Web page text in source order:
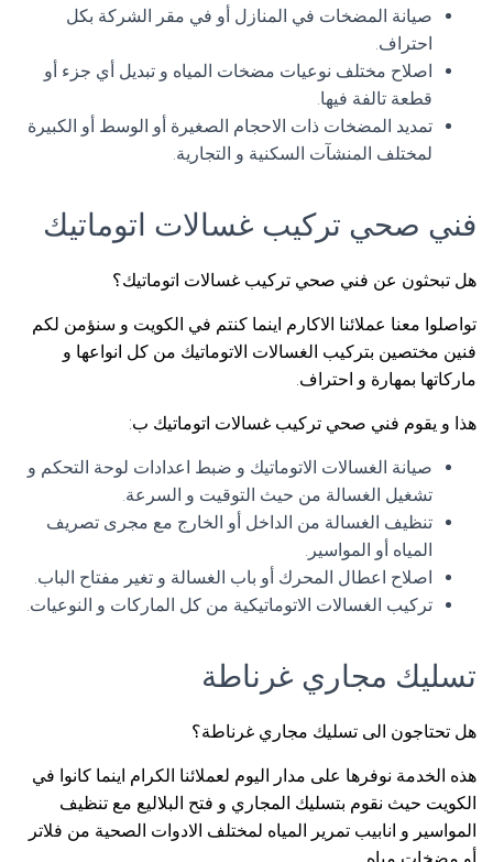
صيانة المضخات في المنازل أو في مقر الشركة بكل
احتراف.
اصلاح مختلف نوعيات مضخات المياه و تبديل أي جزء أو
قطعة تالفة فيها.
تمديد المضخات ذات الاحجام الصغيرة أو الوسط أو الكبيرة
لمختلف المنشآت السكنية و التجارية.
فني صحي تركيب غسالات اتوماتيك
هل تبحثون عن فني صحي تركيب غسالات اتوماتيك؟
تواصلوا معنا عملائنا الاكارم اينما كنتم في الكويت و سنؤمن لكم
فنين مختصين بتركيب الغسالات الاتوماتيك من كل انواعها و
ماركاتها بمهارة و احتراف.
هذا و يقوم فني صحي تركيب غسالات اتوماتيك ب:
صيانة الغسالات الاتوماتيك و ضبط اعدادات لوحة التحكم و
تشغيل الغسالة من حيث التوقيت و السرعة.
تنظيف الغسالة من الداخل أو الخارج مع مجرى تصريف
المياه أو المواسير.
اصلاح اعطال المحرك أو باب الغسالة و تغير مفتاح الباب.
تركيب الغسالات الاتوماتيكية من كل الماركات و النوعيات.
تسليك مجاري غرناطة
هل تحتاجون الى تسليك مجاري غرناطة؟
هذه الخدمة نوفرها على مدار اليوم لعملائنا الكرام اينما كانوا في
الكويت حيث نقوم بتسليك المجاري و فتح البلاليع مع تنظيف
المواسير و انابيب تمرير المياه لمختلف الادوات الصحية من فلاتر